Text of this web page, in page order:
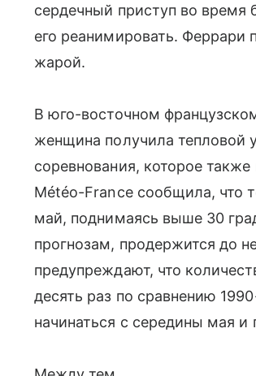
сердечный приступ во время
его реанимировать.
жарой.
В юго-восточном
женщина получила тепловой
соревнования, которое
Météo-France сообщила, что
май, поднимаясь выше 30
прогнозам, продержится до
предупреждают, что
десять раз по сравнению
начинаться с середины мая